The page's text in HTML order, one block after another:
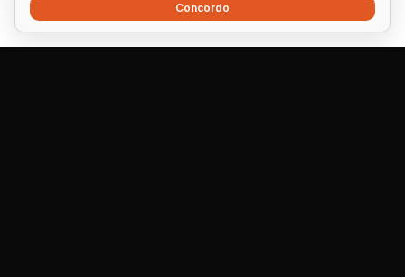
Concordo